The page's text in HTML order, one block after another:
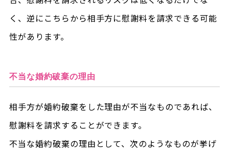
く、逆にこちらから相手方に慰謝料を請求できる可能
性があります。
不当な婚約破棄の理由
相手方が婚約破棄をした理由が不当なものであれば、
慰謝料を請求することができます。
不当な婚約破棄の理由として、次のようなものが挙げ